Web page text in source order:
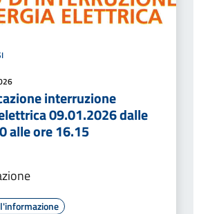
interruzione
09.01.2026 dalle
alle ore 16.15